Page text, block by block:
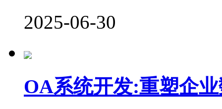
2025-06-30
OA系统开发:重塑企